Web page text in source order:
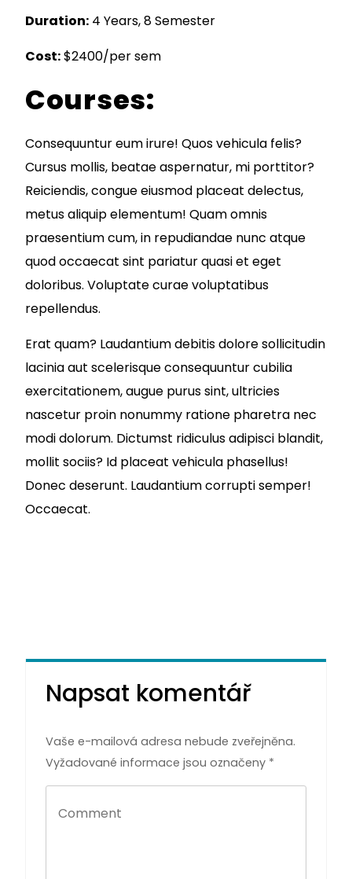
Duration: 4 Years, 8 Semester
Cost:$2400/per sem
Courses:
Consequuntur eum irure! Quos vehicula felis?
Cursus mollis, beatae aspernatur, mi porttitor?
Reiciendis, congue eiusmod placeat delectus,
metus aliquip elementum! Quam omnis
praesentium cum, in repudiandae nunc atque
quod occaecat sint pariatur quasi et eget
doloribus. Voluptate curae voluptatibus
repellendus.
Erat quam? Laudantium debitis dolore sollicitudin
lacinia aut scelerisque consequuntur cubilia
exercitationem, augue purus sint, ultricies
nascetur proin nonummy ratione pharetra nec
modi dolorum. Dictumst ridiculus adipisci blandit,
mollit sociis? Id placeat vehicula phasellus!
Donec deserunt. Laudantium corrupti semper!
Occaecat.
Napsat komentář
Vaše e-mailová adresa nebude zveřejněna.
Vyžadované informace jsou označeny *